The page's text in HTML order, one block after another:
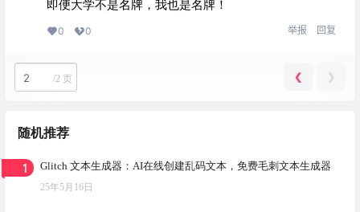
即便大学不是名牌，我也是名牌！
0 0 举报 回复
/2 页 ❮ ❯
随机推荐
1 Glitch 文本生成器：AI在线创建乱码文本，免费毛刺文本生成器
25年5月16日